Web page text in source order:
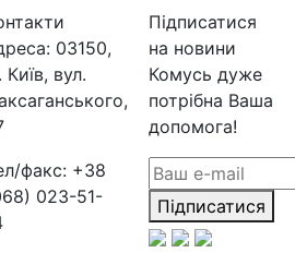
03150,
Київ, вул.
факс: +38
023-51-
Підписатися
на новини
Комусь дуже
потрібна Ваша
допомога!
Підписатися